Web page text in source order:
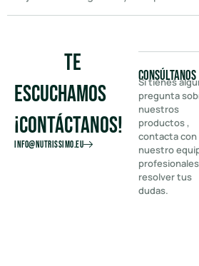
Te
escuchamos
¡Contáctanos!
info@nutrissimo.eu
Consúltanos
Si tienes
pregunta
nuestros
productos ,
contacta con
nuestro
resolver tus
dudas.